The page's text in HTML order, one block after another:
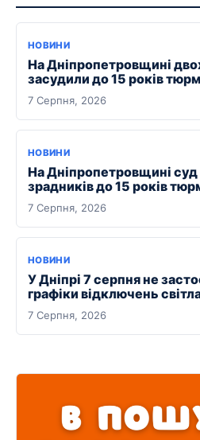
НОВИНИ
На Дніпропетровщині
засудили до 15 років
7 Серпня, 2026
НОВИНИ
На Дніпропетровщині суд
зрадників до 15 років
7 Серпня, 2026
НОВИНИ
У Дніпрі 7 серпня не
графіки відключень
7 Серпня, 2026